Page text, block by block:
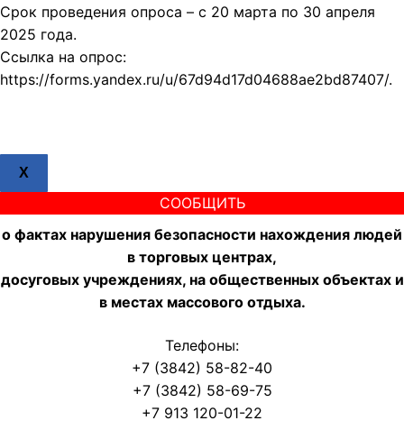
Срок проведения опроса – с 20 марта по 30 апреля
2025 года.
Ссылка на опрос:
https://forms.yandex.ru/u/67d94d17d04688ae2bd87407/.
X
СООБЩИТЬ
о фактах нарушения безопасности нахождения людей
в торговых центрах,
досуговых учреждениях, на общественных объектах и
в местах массового отдыха.
Телефоны:
+7 (3842) 58-82-40
+7 (3842) 58-69-75
+7 913 120-01-22